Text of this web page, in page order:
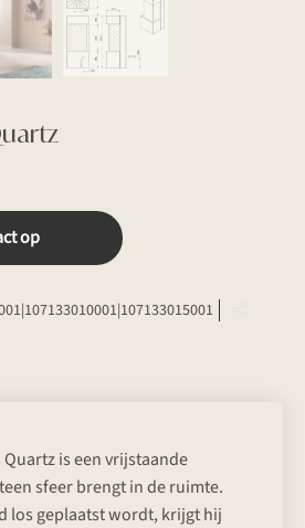
op
is een vrijstaande
sfeer brengt in de ruimte.
los geplaatst wordt, krijgt hij